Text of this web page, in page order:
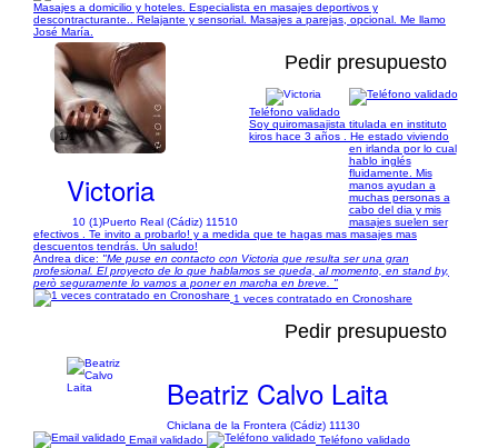
Masajes a domicilio y hoteles. Especialista en masajes deportivos y
descontracturante.. Relajante y sensorial. Masajes a parejas, opcional. Me llamo
José María.
1/1
Pedir presupuesto
Victoria
10 (1)Puerto Real (Cádiz) 11510
Teléfono validado
Soy quiromasajista titulada en instituto
kiros hace 3 años . He estado viviendo
en irlanda por lo cual
hablo inglés
fluidamente. Mis
manos ayudan a
muchas personas a
cabo del dia y mis
masajes suelen ser
efectivos . Te invito a probarlo! y a medida que te hagas mas masajes mas
descuentos tendrás. Un saludo!
Andrea dice: "Me puse en contacto con Victoria que resulta ser una gran
profesional. El proyecto de lo que hablamos se queda, al momento, en stand by,
però seguramente lo vamos a poner en marcha en breve. "
1 veces contratado en Cronoshare
Pedir presupuesto
Beatriz Calvo Laita
Chiclana de la Frontera (Cádiz) 11130
Email validado
Teléfono validado